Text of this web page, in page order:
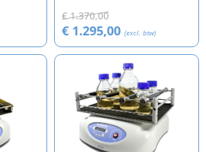
€ 1.370,00
€ 1.295,00 (excl. btw)